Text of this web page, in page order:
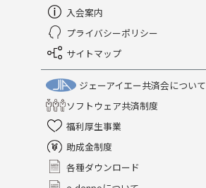
入会案内
プライバシーポリシー
サイトマップ
ジェーアイエー共済会について
ソフトウェア共済制度
福利厚生事業
助成金制度
各種ダウンロード